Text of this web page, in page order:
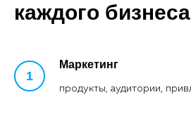
каждого
Маркетинг
продукты, аудитории,